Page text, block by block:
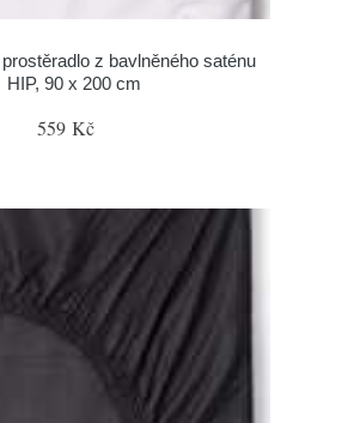
z bavlněného saténu
HIP, 90 x 200 cm
559 Kč